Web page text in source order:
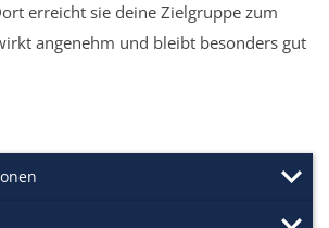
erreicht sie deine Zielgruppe zum
angenehm und bleibt besonders gut